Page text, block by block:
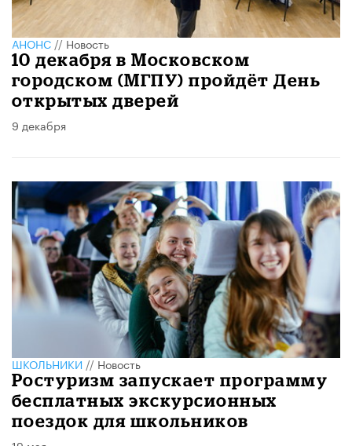
АНОНС//Новость
10 декабря в Московском
городском (МГПУ) пройдёт День
открытых дверей
9 декабря
ШКОЛЬНИКИ//Новость
Ростуризм запускает программу
бесплатных экскурсионных
поездок для школьников